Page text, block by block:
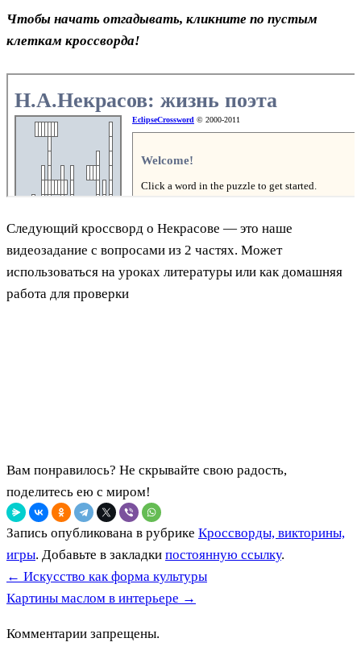
Чтобы начать отгадывать, кликните по пустым
клеткам кроссворда!
Следующий кроссворд о Некрасове — это наше
видеозадание с вопросами из 2 частях. Может
использоваться на уроках литературы или как домашняя
работа для проверки
Вам понравилось? Не скрывайте свою радость,
поделитесь ею с миром!
Запись опубликована в рубрике Кроссворды, викторины,
игры. Добавьте в закладки постоянную ссылку.
← Искусство как форма культуры
Картины маслом в интерьере →
Комментарии запрещены.